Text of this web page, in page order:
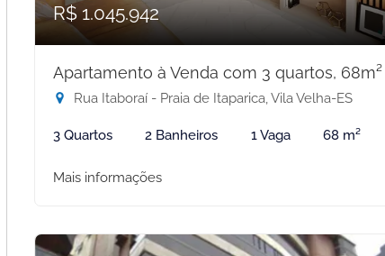
R$ 1.045.942
Apartamento à Venda com 3 quartos, 68m²
Rua Itaboraí - Praia de Itaparica, Vila Velha-ES
3 Quartos 2 Banheiros 1 Vaga 68 m²
Mais informações